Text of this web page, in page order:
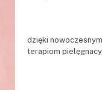
dzięki
terapiom